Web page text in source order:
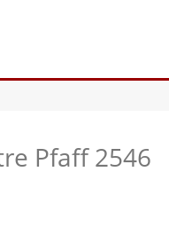
Pfaff 2546